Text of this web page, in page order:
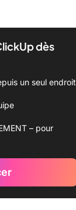
dès
un seul endroit
– pour